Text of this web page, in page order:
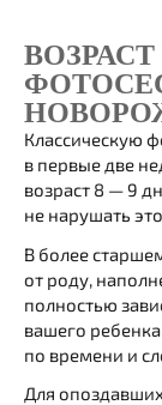
Классическую
в первые две
возраст 8 — 9
не нарушать
В более
от роду,
полностью
вашего
по времени и
Для